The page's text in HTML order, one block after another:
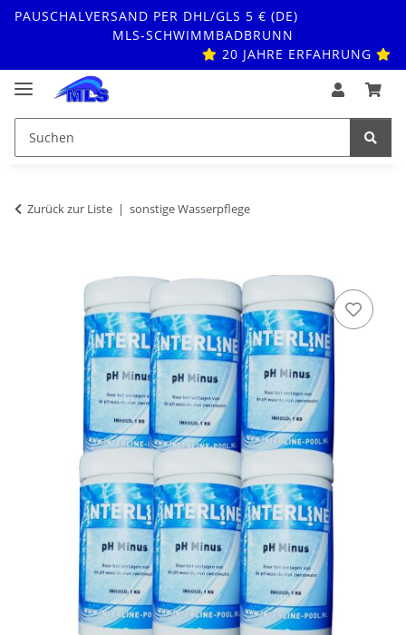
PAUSCHALVERSAND PER DHL/GLS 5 € (DE)
MLS-SCHWIMMBADBRUNN
20 JAHRE ERFAHRUNG
Zurück zur Liste sonstige Wasserpflege